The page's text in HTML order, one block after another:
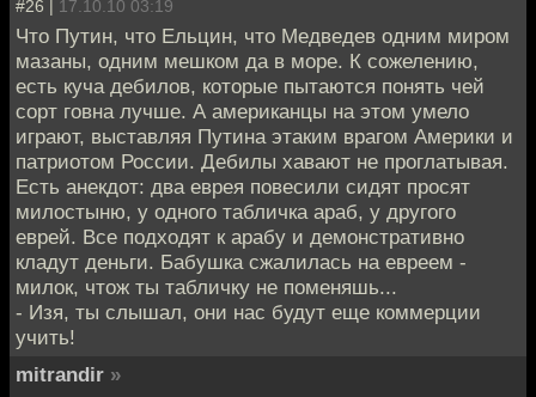
#26 | 17.10.10 03:19
Что Путин, что Ельцин, что Медведев одним миром
мазаны, одним мешком да в море. К сожелению,
есть куча дебилов, которые пытаются понять чей
сорт говна лучше. А американцы на этом умело
играют, выставляя Путина этаким врагом Америки и
патриотом России. Дебилы хавают не проглатывая.
Есть анекдот: два еврея повесили сидят просят
милостыню, у одного табличка араб, у другого
еврей. Все подходят к арабу и демонстративно
кладут деньги. Бабушка сжалилась на евреем -
милок, чтож ты табличку не поменяшь...
- Изя, ты слышал, они нас будут еще коммерции
учить!
mitrandir »